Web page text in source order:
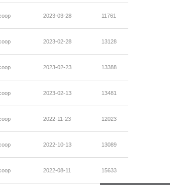
2023-03-28 11761
2023-02-28 13128
2023-02-23 13388
2023-02-13 13481
2022-11-23 12023
2022-10-13 13089
2022-08-11 15633